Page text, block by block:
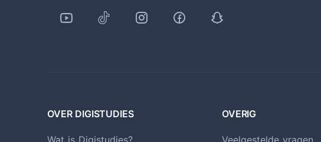
OVER DIGISTUDIES OVERIG